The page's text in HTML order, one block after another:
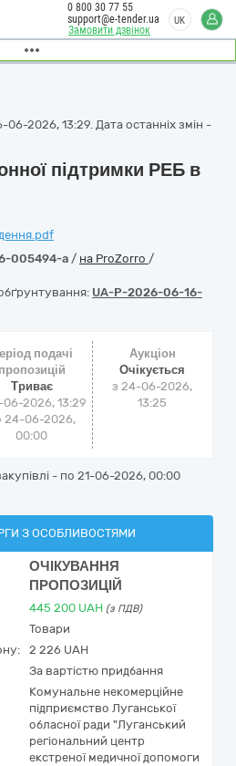
Замовити дзвінок
0 800 30 77 55
support@e-tender.ua
UK
2026, 13:29. Дата останніх змін -
підтримки РЕБ в
005494-a / на ProZorro /
UA-P-2026-06-16-
подачі
пропозицій
Триває
06-2026, 13:29
24-06-2026,
00:00
Аукціон
Очікується
з24-06-2026,
13:25
- по 21-06-2026, 00:00
З ОСОБЛИВОСТЯМИ
ОЧІКУВАННЯ
ПРОПОЗИЦІЙ
445 200 UAH (з ПДВ)
Товари
2 226 UAH
За вартістю придбання
Комунальне некомерційне
підприємство Луганської
обласної ради "Луганський
регіональний центр
екстреної медичної допомоги